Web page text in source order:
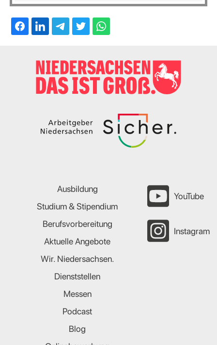
Ausbildung
Studium & Stipendium
Berufsvorbereitung
Aktuelle Angebote
Wir. Niedersachsen.
Dienststellen
Messen
Podcast
Blog
YouTube
Instagram